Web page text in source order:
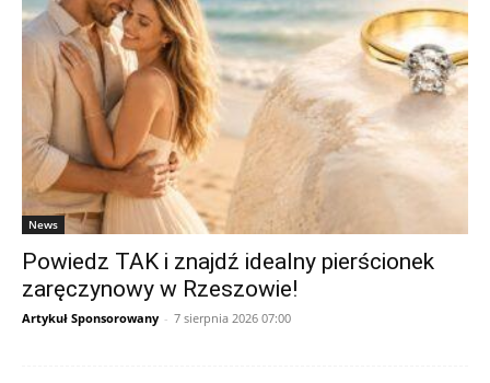
News
Powiedz TAK i znajdź idealny pierścionek
zaręczynowy w Rzeszowie!
Artykuł Sponsorowany - 7 sierpnia 2026 07:00